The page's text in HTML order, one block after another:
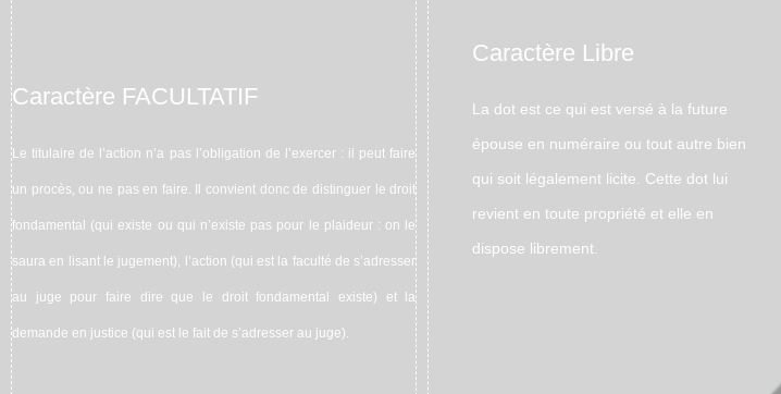
Caractère FACULTATIF
Le titulaire de l’action n’a pas l’obligation de l’exercer : il peut faire
un procès, ou ne pas en faire. Il convient donc de distinguer le droit
fondamental (qui existe ou qui n’existe pas pour le plaideur : on le
saura en lisant le jugement), l’action (qui est la faculté de s’adresser
au juge pour faire dire que le droit fondamental existe) et la
demande en justice (qui est le fait de s’adresser au juge).
Caractère Libre
La dot est ce qui est versé à la future
épouse en numéraire ou tout autre bien
qui soit légalement licite. Cette dot lui
revient en toute propriété et elle en
dispose librement.